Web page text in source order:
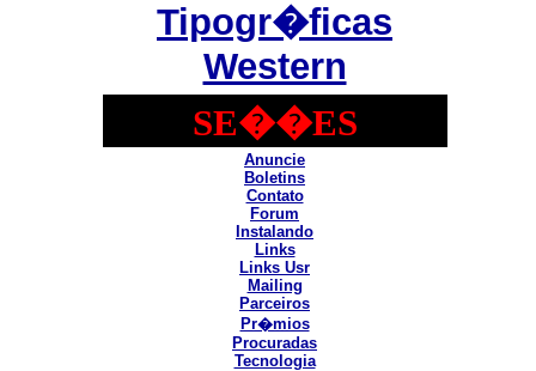
Tipogr�ficas
Western
SE��ES
Anuncie
Boletins
Contato
Forum
Instalando
Links
Links Usr
Mailing
Parceiros
Pr�mios
Procuradas
Tecnologia